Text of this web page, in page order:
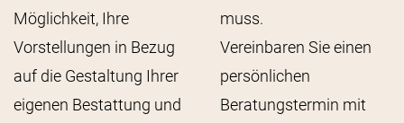
Möglichkeit, Ihre
Vorstellungen in Bezug
auf die Gestaltung Ihrer
eigenen Bestattung und
muss.
Vereinbaren Sie einen
persönlichen
Beratungstermin mit